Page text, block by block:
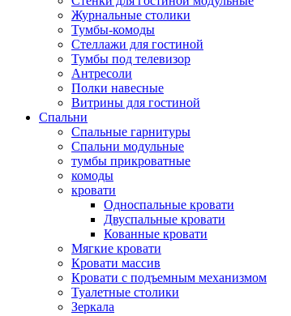
Журнальные столики
Тумбы-комоды
Стеллажи для гостиной
Тумбы под телевизор
Антресоли
Полки навесные
Витрины для гостиной
Спальни
Спальные гарнитуры
Спальни модульные
тумбы прикроватные
комоды
кровати
Односпальные кровати
Двуспальные кровати
Кованные кровати
Мягкие кровати
Кровати массив
Кровати с подъемным механизмом
Туалетные столики
Зеркала